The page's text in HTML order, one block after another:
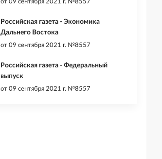
от 09 сентября 2021 г. №8557
Российская газета - Экономика
Дальнего Востока
от 09 сентября 2021 г. №8557
Российская газета - Федеральный
выпуск
от 09 сентября 2021 г. №8557